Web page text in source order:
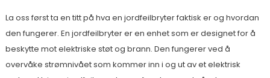
La oss først ta en titt på hva en jordfeilbryter faktisk er og hvordan
den fungerer. En jordfeilbryter er en enhet som er designet for å
beskytte mot elektriske støt og brann. Den fungerer ved å
overvåke strømnivået som kommer inn i og ut av et elektrisk